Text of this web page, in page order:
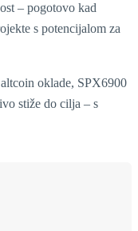
– pogotovo kad
s potencijalom za
oklade, SPX6900
stiže do cilja – s